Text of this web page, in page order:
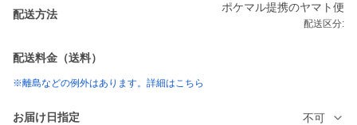
配送方法
ポケマル提携のヤマト便
配送区分:
配送料金（送料）
※離島などの例外はあります。詳細はこちら
お届け日指定 不可